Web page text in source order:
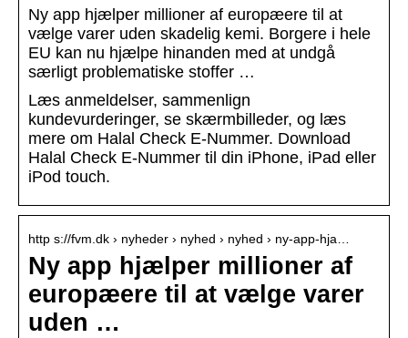
Ny app hjælper millioner af europæere til at
vælge varer uden skadelig kemi. Borgere i hele
EU kan nu hjælpe hinanden med at undgå
særligt problematiske stoffer …
Læs anmeldelser, sammenlign
kundevurderinger, se skærmbilleder, og læs
mere om Halal Check E-Nummer. Download
Halal Check E-Nummer til din iPhone, iPad eller
iPod touch.
http s://fvm.dk › nyheder › nyhed › nyhed › ny-app-hja…
Ny app hjælper millioner af
europæere til at vælge varer
uden …